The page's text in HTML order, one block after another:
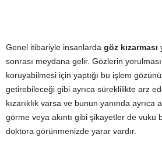
Genel itibariyle insanlarda göz kızarması
sonrası meydana gelir. Gözlerin
koruyabilmesi için yaptığı bu işlem
getirebileceği gibi ayrıca süreklilikte arz
kızarıklık varsa ve bunun yanında ayrıca
görme veya akıntı gibi şikayetler de vuku
doktora görünmenizde yarar vardır.